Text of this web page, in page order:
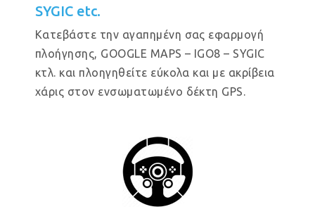
SYGIC etc.
Κατεβάστε την αγαπημένη σας εφαρμογή
πλοήγησης, GOOGLE MAPS – IGO8 – SYGIC
κτλ. και πλοηγηθείτε εύκολα και με ακρίβεια
χάρις στον ενσωματωμένο δέκτη GPS.